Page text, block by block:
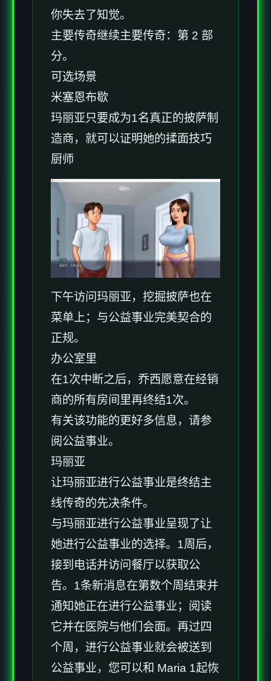
你失去了知觉。
主要传奇继续主要传奇：第 2 部
分。
可选场景
米塞恩布歇
玛丽亚只要成为1名真正的披萨制
造商，就可以证明她的揉面技巧
厨师
下午访问玛丽亚，挖掘披萨也在
菜单上；与公益事业完美契合的
正规。
办公室里
在1次中断之后，乔西愿意在经销
商的所有房间里再终结1次。
有关该功能的更好多信息，请参
阅公益事业。
玛丽亚
让玛丽亚进行公益事业是终结主
线传奇的先决条件。
与玛丽亚进行公益事业呈现了让
她进行公益事业的选择。1周后，
接到电话并访问餐厅以获取公
告。1条新消息在第数个周结束并
通知她正在进行公益事业；阅读
它并在医院与他们会面。再过四
个周，进行公益事业就会被送到
公益事业，您可以和 Maria 1起恢